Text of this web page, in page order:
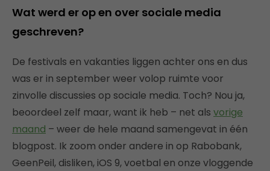
Wat werd er op en over sociale media
geschreven?
De festivals en vakanties liggen achter ons en dus
was er in september weer volop ruimte voor
zinvolle discussies op sociale media. Toch? Nou ja,
beoordeel zelf maar, want ik heb – net als vorige
maand – weer de hele maand samengevat in één
blogpost. Ik zoom onder andere in op Rabobank,
GeenPeil, disliken, iOS 9, voetbal en onze vloggende